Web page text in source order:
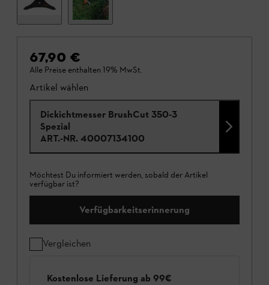
67,90 €
Alle Preise enthalten 19% MwSt.
Artikel wählen
Dickichtmesser BrushCut 350-3
Spezial
ART.-NR. 40007134100
Möchtest Du informiert werden, sobald der Artikel
verfügbar ist?
Verfügbarkeitserinnerung
Vergleichen
Kostenlose Lieferung ab 99€